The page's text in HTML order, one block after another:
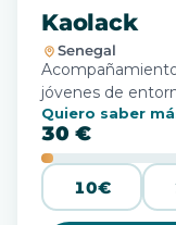
Kaolack
Senegal
jóvenes de
Quiero saber
30 €
10€